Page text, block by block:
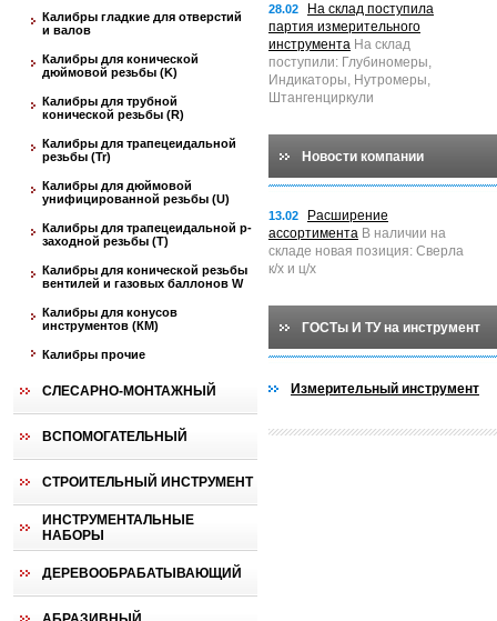
Калибры гладкие для отверстий
и валов
Калибры для конической
дюймовой резьбы (K)
Калибры для трубной
конической резьбы (R)
Калибры для трапецеидальной
резьбы (Tr)
Калибры для дюймовой
унифицированной резьбы (U)
Калибры для трапецеидальной p-
заходной резьбы (T)
Калибры для конической резьбы
вентилей и газовых баллонов W
Калибры для конусов
инструментов (КМ)
Калибры прочие
СЛЕСАРНО-МОНТАЖНЫЙ
ВСПОМОГАТЕЛЬНЫЙ
СТРОИТЕЛЬНЫЙ ИНСТРУМЕНТ
ИНСТРУМЕНТАЛЬНЫЕ
НАБОРЫ
ДЕРЕВООБРАБАТЫВАЮЩИЙ
28.02
На склад поступила
партия измерительного
инструмента На склад
поступили: Глубиномеры,
Индикаторы, Нутромеры,
Штангенциркули
Новости компании
13.02
Расширение
ассортимента В наличии на
складе новая позиция: Сверла
к/х и ц/х
ГОСТы И ТУ на инструмент
Измерительный инструмент